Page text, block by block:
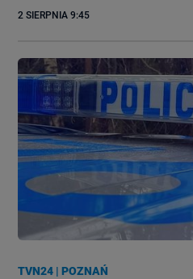
2 SIERPNIA 9:45
TVN24 |POZNAŃ